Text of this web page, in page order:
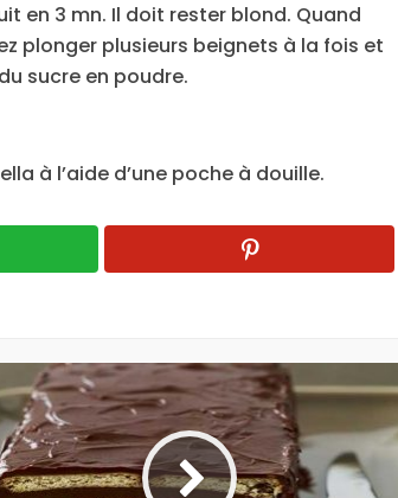
en 3 mn. Il doit rester blond. Quand
plonger plusieurs beignets à la fois et
sucre en poudre.
à l’aide d’une poche à douille.